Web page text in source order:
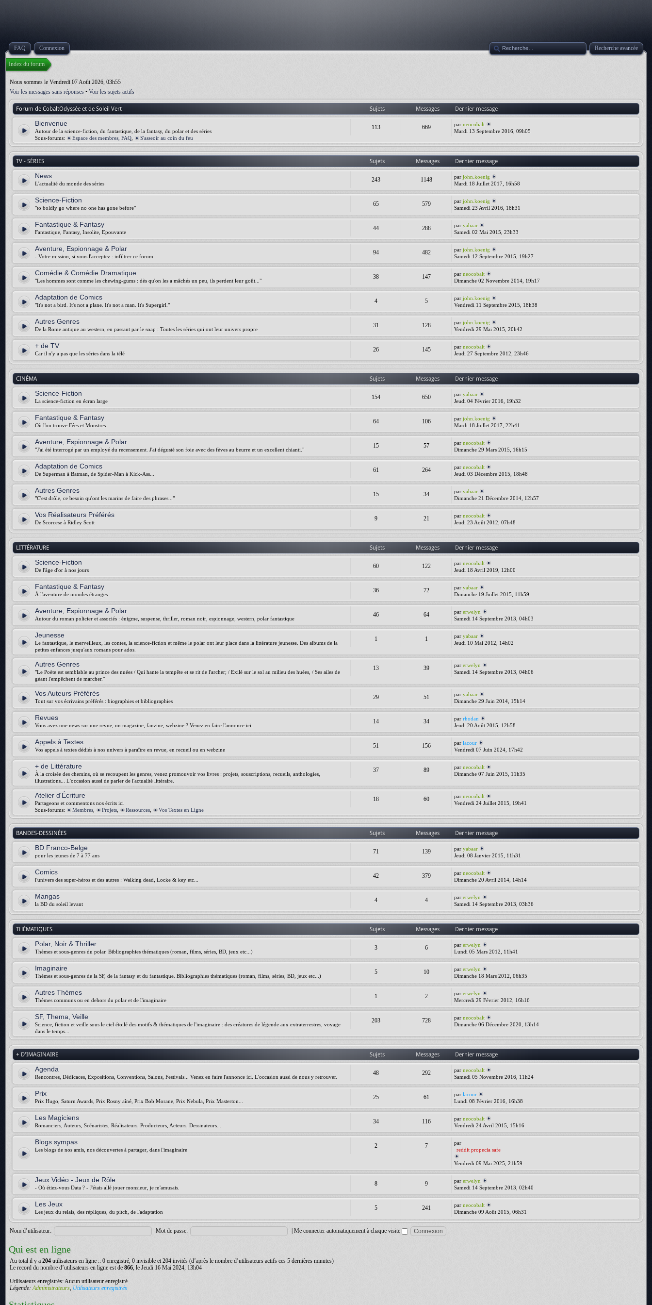
FAQ Connexion Recherche avancée
Index du forum
Nous sommes le Vendredi 07 Août 2026, 03h55
Voir les messages sans réponses • Voir les sujets actifs
Forum de CobaltOdyssée et de Soleil Vert Sujets Messages Dernier message
Bienvenue
Autour de la science-fiction, du fantastique, de la fantasy, du polar et des séries
Sous-forums:
Espace des membres, FAQ S'asseoir au coin du feu
113 669 parneocobalt
Mardi 13 Septembre 2016, 09h05
TV - SÉRIES Sujets Messages Dernier message
News
L'actualité du monde des séries
243 1148 parjohn.koenig
Mardi 18 Juillet 2017, 16h58
Science-Fiction
"to boldly go where no one has gone before"
65 579 parjohn.koenig
Samedi 23 Avril 2016, 18h31
Fantastique & Fantasy
Fantastique, Fantasy, Insolite, Epouvante
44 288 paryabaar
Samedi 02 Mai 2015, 23h33
Aventure, Espionnage & Polar
- Votre mission, si vous l'acceptez : infiltrer ce forum
94 482 parjohn.koenig
Samedi 12 Septembre 2015, 19h27
Comédie & Comédie Dramatique
"Les hommes sont comme les chewing-gums : dès qu'on les a mâchés un peu, ils perdent leur goût..."
38 147 parneocobalt
Dimanche 02 Novembre 2014, 19h17
Adaptation de Comics
"It's not a bird. It's not a plane. It's not a man. It's Supergirl."
4 5 parjohn.koenig
Vendredi 11 Septembre 2015, 18h38
Autres Genres
De la Rome antique au western, en passant par le soap : Toutes les séries qui ont leur univers propre
31 128 parjohn.koenig
Vendredi 29 Mai 2015, 20h42
+ de TV
Car il n'y a pas que les séries dans la télé
26 145 parneocobalt
Jeudi 27 Septembre 2012, 23h46
CINÉMA Sujets Messages Dernier message
Science-Fiction
La science-fiction en écran large
154 650 paryabaar
Jeudi 04 Février 2016, 19h32
Fantastique & Fantasy
Où l'on trouve Fées et Monstres
64 106 parjohn.koenig
Mardi 18 Juillet 2017, 22h41
Aventure, Espionnage & Polar
"J'ai été interrogé par un employé du recensement. J'ai dégusté son foie avec des fèves au beurre et un excellent chianti."
15 57 parneocobalt
Dimanche 29 Mars 2015, 16h15
Adaptation de Comics
De Superman à Batman, de Spider-Man à Kick-Ass...
61 264 parneocobalt
Jeudi 03 Décembre 2015, 18h48
Autres Genres
"C'est drôle, ce besoin qu'ont les marins de faire des phrases..."
15 34 paryabaar
Dimanche 21 Décembre 2014, 12h57
Vos Réalisateurs Préférés
De Scorcese à Ridley Scott
9 21 parneocobalt
Jeudi 23 Août 2012, 07h48
LITTÉRATURE Sujets Messages Dernier message
Science-Fiction
De l'âge d'or à nos jours
60 122 parneocobalt
Jeudi 18 Avril 2019, 12h00
Fantastique & Fantasy
À l'aventure de mondes étranges
36 72 paryabaar
Dimanche 19 Juillet 2015, 11h59
Aventure, Espionnage & Polar
Autour du roman policier et associés : énigme, suspense, thriller, roman noir, espionnage, western, polar fantastique
46 64 parerwelyn
Samedi 14 Septembre 2013, 04h03
Jeunesse
Le fantastique, le merveilleux, les contes, la science-fiction et même le polar ont leur place dans la littérature jeunesse. Des albums de la
petites enfances jusqu'aux romans pour ados.
1 1 paryabaar
Jeudi 10 Mai 2012, 14h02
Autres Genres
"Le Poète est semblable au prince des nuées / Qui hante la tempête et se rit de l'archer; / Exilé sur le sol au milieu des huées, / Ses ailes de
géant l'empêchent de marcher."
13 39 parerwelyn
Samedi 14 Septembre 2013, 04h06
Vos Auteurs Préférés
Tout sur vos écrivains préférés : biographies et bibliographies
29 51 paryabaar
Dimanche 29 Juin 2014, 15h14
Revues
Vous avez une news sur une revue, un magazine, fanzine, webzine ? Venez en faire l'annonce ici.
14 34 parrhodan
Jeudi 20 Août 2015, 12h58
Appels à Textes
Vos appels à textes dédiés à nos univers à paraître en revue, en recueil ou en webzine
51 156 parlacour
Vendredi 07 Juin 2024, 17h42
+ de Littérature
À la croisée des chemins, où se recoupent les genres, venez promouvoir vos livres : projets, souscriptions, recueils, anthologies,
illustrations... L'occasion aussi de parler de l'actualité littéraire.
37 89 parneocobalt
Dimanche 07 Juin 2015, 11h35
Atelier d'Écriture
Partageons et commentons nos écrits ici
Sous-forums:
Membres Projets Ressources Vos Textes en Ligne
18 60 parneocobalt
Vendredi 24 Juillet 2015, 19h41
BANDES-DESSINÉES Sujets Messages Dernier message
BD Franco-Belge
pour les jeunes de 7 à 77 ans
71 139 paryabaar
Jeudi 08 Janvier 2015, 11h31
Comics
l'univers des super-héros et des autres : Walking dead, Locke & key etc...
42 379 parneocobalt
Dimanche 20 Avril 2014, 14h14
Mangas
la BD du soleil levant
4 4 parerwelyn
Samedi 14 Septembre 2013, 03h36
THÉMATIQUES Sujets Messages Dernier message
Polar, Noir & Thriller
Thèmes et sous-genres du polar. Bibliographies thématiques (roman, films, séries, BD, jeux etc...)
3 6 parerwelyn
Lundi 05 Mars 2012, 11h41
Imaginaire
Thèmes et sous-genres de la SF, de la fantasy et du fantastique. Bibliographies thématiques (roman, films, séries, BD, jeux etc...)
5 10 parerwelyn
Dimanche 18 Mars 2012, 06h35
Autres Thèmes
Thèmes communs ou en dehors du polar et de l'imaginaire
1 2 parerwelyn
Mercredi 29 Février 2012, 16h16
SF, Thema, Veille
Science, fiction et veille sous le ciel étoilé des motifs & thématiques de l'imaginaire : des créatures de légende aux extraterrestres, voyage
dans le temps...
203 728 parneocobalt
Dimanche 06 Décembre 2020, 13h14
+ D'IMAGINAIRE Sujets Messages Dernier message
Agenda
Rencontres, Dédicaces, Expositions, Conventions, Salons, Festivals... Venez en faire l'annonce ici. L'occasion aussi de nous y retrouver.
48 292 parneocobalt
Samedi 05 Novembre 2016, 11h24
Prix
Prix Hugo, Saturn Awards, Prix Rosny aîné, Prix Bob Morane, Prix Nebula, Prix Masterton...
25 61 parlacour
Lundi 08 Février 2016, 16h38
Les Magiciens
Romanciers, Auteurs, Scénaristes, Réalisateurs, Producteurs, Acteurs, Dessinateurs...
34 116 parneocobalt
Vendredi 24 Avril 2015, 15h16
Blogs sympas
Les blogs de nos amis, nos découvertes à partager, dans l'imaginaire
2 7
par
reddit propecia safe
Vendredi 09 Mai 2025, 21h59
Jeux Vidéo - Jeux de Rôle
- Où étiez-vous Data ? - J'étais allé jouer monsieur, je m'amusais.
8 9 parerwelyn
Samedi 14 Septembre 2013, 02h40
Les Jeux
Les jeux du relais, des répliques, du pitch, de l'adaptation
5 241 parneocobalt
Dimanche 09 Août 2015, 06h31
Nom d’utilisateur: Mot de passe: |Me connecter automatiquement à chaque visite
Qui est en ligne
Au total il y a 204 utilisateurs en ligne :: 0 enregistré, 0 invisible et 204 invités (d’après le nombre d’utilisateurs actifs ces 5 dernières minutes)
Le record du nombre d’utilisateurs en ligne est de 866, le Jeudi 16 Mai 2024, 13h04
Utilisateurs enregistrés: Aucun utilisateur enregistré
Légende:Administrateurs, Utilisateurs enregistrés